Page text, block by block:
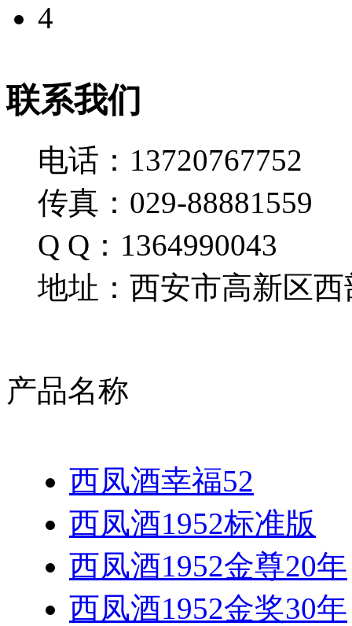
4
联系我们
电话：13720767752
传真：029-88881559
Q Q：1364990043
地址：西安市高新区西
产品名称
西凤酒幸福52
西凤酒1952标准版
西凤酒1952金尊20年
西凤酒1952金奖30年